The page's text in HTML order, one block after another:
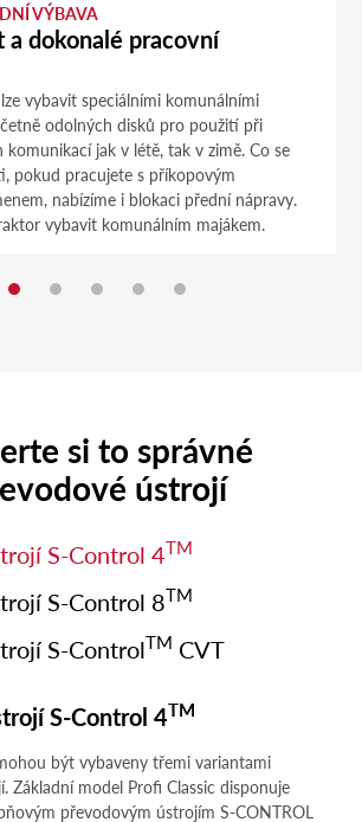
VÝBAVA
a dokonalé pracovní
vybavit speciálními komunálními
odolných disků pro použití při
komunikací jak v létě, tak v zimě. Co se
pokud pracujete s příkopovým
nabízíme i blokaci přední nápravy.
vybavit komunálním majákem.
si to správné
ústrojí
S-Control 4TM
S-Control 8TM
S-ControlTM CVT
S-Control 4TM
být vybaveny třemi variantami
Základní model Profi Classic disponuje
převodovým ústrojím S-CONTROL
TM
TM